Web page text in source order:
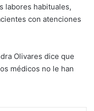
labores habituales,
con atenciones
Olivares dice que
médicos no le han